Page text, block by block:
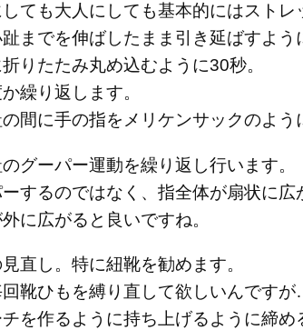
しても大人にしても基本的にはストレ
までを伸ばしたまま引き延ばすよ
りたたみ丸め込むように30秒。
繰り返します。
間に手の指をメリケンサックのよ
のグーパー運動を繰り返し行います。
するのではなく、指全体が扇状に広
に広がると良いですね。
見直し。特に紐靴を勧めます。
靴ひもを縛り直して欲しいんです
を作るように持ち上げるように締め